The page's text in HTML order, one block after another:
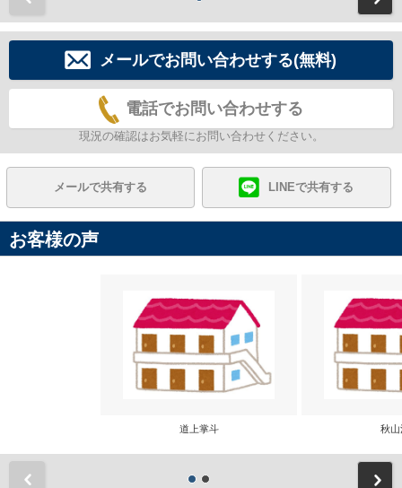
メールでお問い合わせする(無料)
電話でお問い合わせする
現況の確認はお気軽にお問い合わせください。
メールで共有する LINEで共有する
お客様の声
道上掌斗 秋山